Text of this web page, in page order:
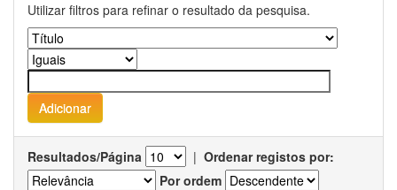
Utilizar filtros para refinar o resultado da pesquisa.
Resultados/Página | Ordenar registos por:
Por ordem